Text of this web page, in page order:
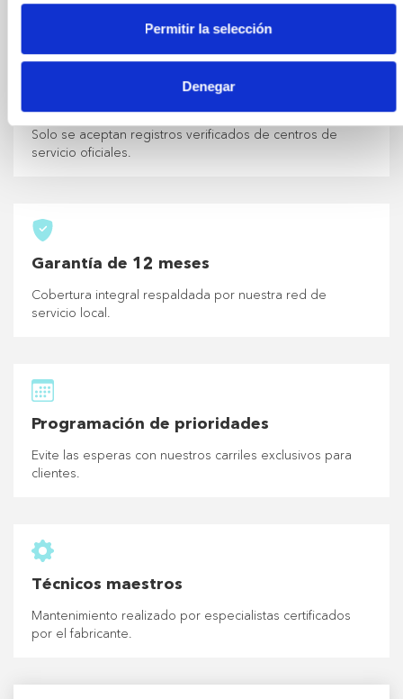
Permitir la selección
Denegar
coches; cultivamos la excelencia en ingeniería.
Solo se aceptan registros verificados de centros de
servicio oficiales.
Garantía de 12 meses
Cobertura integral respaldada por nuestra red de
servicio local.
Programación de prioridades
Evite las esperas con nuestros carriles exclusivos para
clientes.
Técnicos maestros
Mantenimiento realizado por especialistas certificados
por el fabricante.